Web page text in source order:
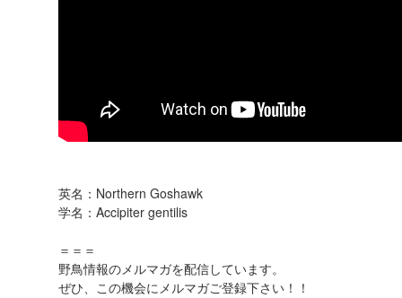
英名：Northern Goshawk
学名：Accipiter gentilis
＝＝＝
野鳥情報のメルマガを配信しています。
ぜひ、この機会にメルマガご登録下さい！！